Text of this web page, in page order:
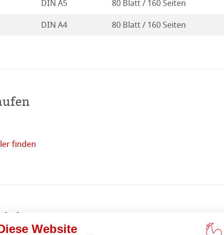
DIN A5 80 Blatt / 160 Seiten
DIN A4 80 Blatt / 160 Seiten
finden
Website